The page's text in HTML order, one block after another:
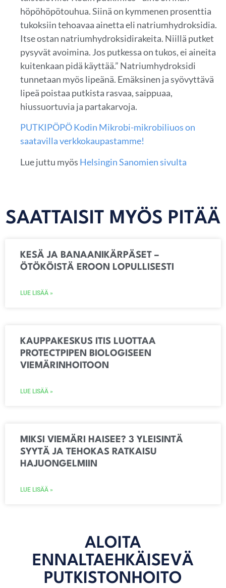
höpöhöpötouhua. Siinä on kymmenen prosenttia
tukoksiin tehoavaa ainetta eli natriumhydroksidia.
Itse ostan natriumhydroksidirakeita. Niillä putket
pysyvät avoimina. Jos putkessa on tukos, ei aineita
kuitenkaan pidä käyttää.” Natriumhydroksidi
tunnetaan myös lipeänä. Emäksinen ja syövyttävä
lipeä poistaa putkista rasvaa, saippuaa,
hiussuortuvia ja partakarvoja.
PUTKIPÖPÖ Kodin Mikrobi-mikrobiliuos on
saatavilla verkkokaupastamme!
Lue juttu myös Helsingin Sanomien sivulta
SAATTAISIT MYÖS PITÄÄ
KESÄ JA BANAANIKÄRPÄSET –
ÖTÖKÖISTÄ EROON LOPULLISESTI
LUE LISÄÄ »
KAUPPAKESKUS ITIS LUOTTAA
PROTECTPIPEN BIOLOGISEEN
VIEMÄRINHOITOON
LUE LISÄÄ »
MIKSI VIEMÄRI HAISEE? 3 YLEISINTÄ
SYYTÄ JA TEHOKAS RATKAISU
HAJUONGELMIIN
LUE LISÄÄ »
ALOITA
ENNALTAEHKÄISEVÄ
PUTKISTONHOITO